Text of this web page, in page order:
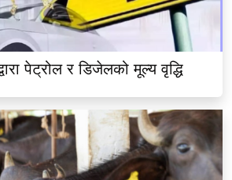
पेट्रोल र डिजेलको मूल्य वृद्धि